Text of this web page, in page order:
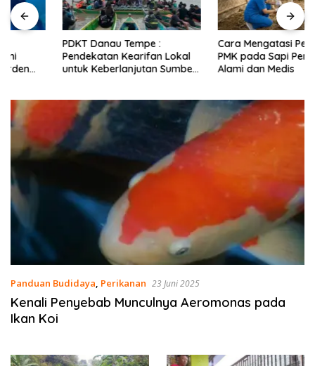
PDKT Danau Tempe :
Pendekatan Kearifan Lokal
untuk Keberlanjutan Sumber
Cara Mengatasi Penyakit
PMK pada Sapi Perah Secara
Alami dan Medis
Panduan Budidaya, Perikanan 23 Juni 2025
Kenali Penyebab Munculnya Aeromonas pada
Ikan Koi